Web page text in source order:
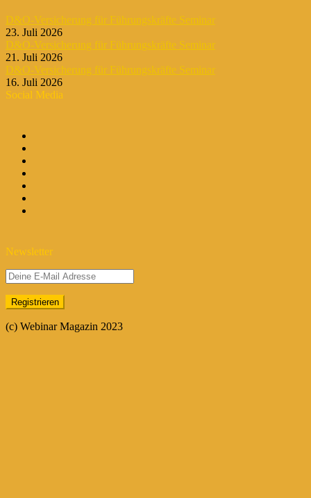
D&O-Versicherung für Führungskräfte Seminar
23. Juli 2026
D&O-Versicherung für Führungskräfte Seminar
21. Juli 2026
D&O-Versicherung für Führungskräfte Seminar
16. Juli 2026
Social Media
Newsletter
(c) Webinar Magazin 2023